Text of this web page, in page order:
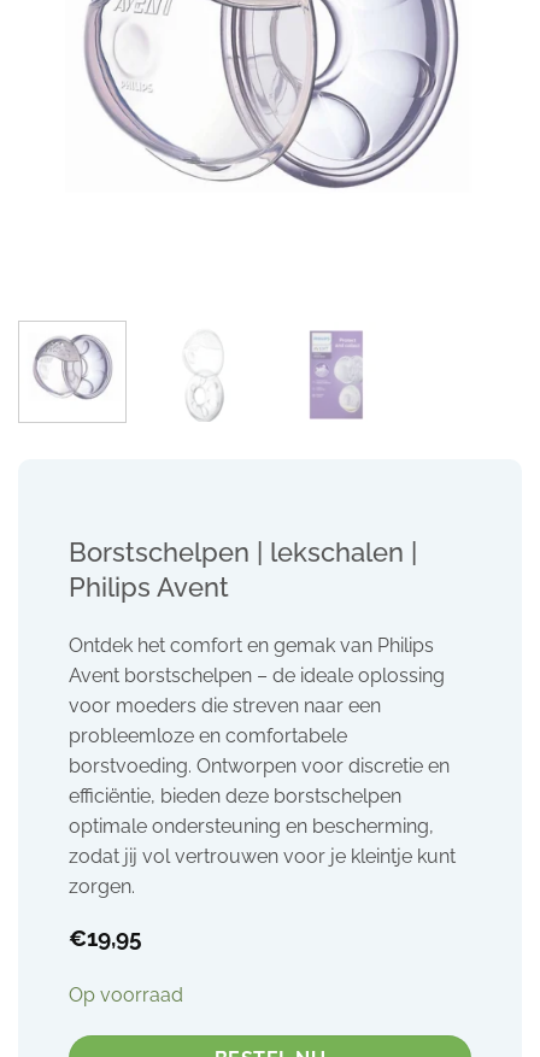
Borstschelpen | lekschalen |
Philips Avent
Ontdek het comfort en gemak van Philips
Avent borstschelpen – de ideale oplossing
voor moeders die streven naar een
probleemloze en comfortabele
borstvoeding. Ontworpen voor discretie en
efficiëntie, bieden deze borstschelpen
optimale ondersteuning en bescherming,
zodat jij vol vertrouwen voor je kleintje kunt
zorgen.
€19,95
Op voorraad